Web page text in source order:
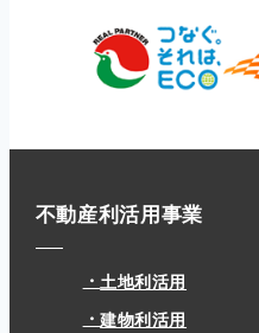
不動産利活用事業
土地利活用
建物利活用